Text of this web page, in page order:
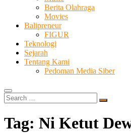
Berita Olahraga
Movies
Balipreneur
FIGUR
Teknologi
Sejarah
Tentang Kami
Pedoman Media Siber
Search
…
Tag: Ni Ketut